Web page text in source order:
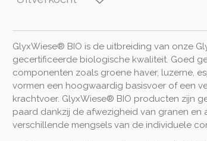
GlyxWiese® BIO is de uitbreiding van onze
gecertificeerde biologische kwaliteit. Goed
componenten zoals groene haver, luzerne,
vormen een hoogwaardig basisvoer of een
krachtvoer. GlyxWiese® BIO producten zijn
paard dankzij de afwezigheid van granen en
verschillende mengsels van de individuele